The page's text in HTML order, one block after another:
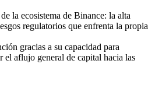
la ecosistema de Binance: la alta
regulatorios que enfrenta la propia
gracias a su capacidad para
el aflujo general de capital hacia las